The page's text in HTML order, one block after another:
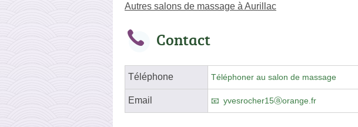
Autres salons de massage à Aurillac
Contact
Téléphone Téléphoner au salon de massage
Email yvesrocher15ⓐorange.fr